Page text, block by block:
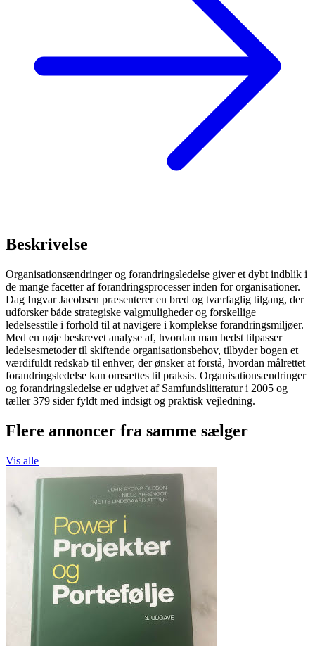
Beskrivelse
Organisationsændringer og forandringsledelse giver et dybt indblik i
de mange facetter af forandringsprocesser inden for organisationer.
Dag Ingvar Jacobsen præsenterer en bred og tværfaglig tilgang, der
udforsker både strategiske valgmuligheder og forskellige
ledelsesstile i forhold til at navigere i komplekse forandringsmiljøer.
Med en nøje beskrevet analyse af, hvordan man bedst tilpasser
ledelsesmetoder til skiftende organisationsbehov, tilbyder bogen et
værdifuldt redskab til enhver, der ønsker at forstå, hvordan målrettet
forandringsledelse kan omsættes til praksis. Organisationsændringer
og forandringsledelse er udgivet af Samfundslitteratur i 2005 og
tæller 379 sider fyldt med indsigt og praktisk vejledning.
Flere annoncer fra samme sælger
Vis alle